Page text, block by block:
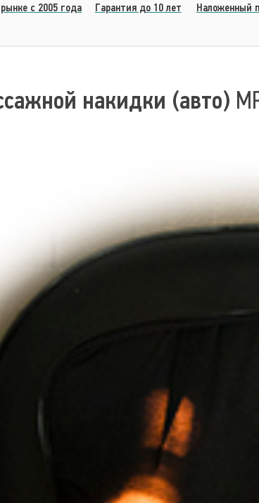
с 2005 года Гарантия до 10 лет Наложенный
накидки (авто)